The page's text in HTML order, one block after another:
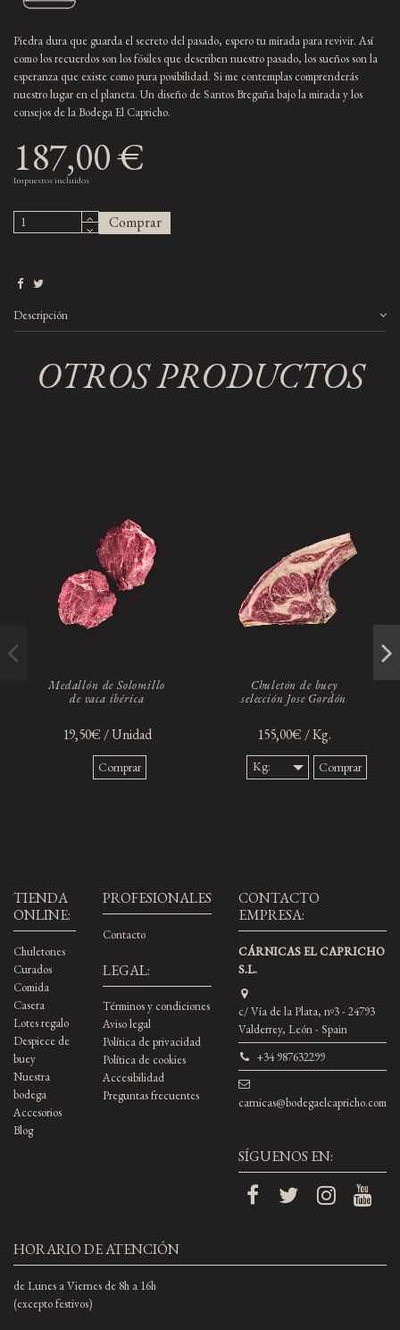
Piedra dura que guarda el secreto del pasado, espero tu mirada para revivir. Así
como los recuerdos son los fósiles que describen nuestro pasado, los sueños son la
esperanza que existe como pura posibilidad. Si me contemplas comprenderás
nuestro lugar en el planeta. Un diseño de Santos Bregaña bajo la mirada y los
consejos de la Bodega El Capricho.
187,00 €
Impuestos incluidos
Comprar
Descripción
OTROS PRODUCTOS
Medallón de Solomillo
de vaca ibérica
19,50€ / Unidad
Comprar
Chuletón de buey
selección Jose Gordón
155,00€ / Kg.
Kg:
1,3
Comprar
TIENDA
ONLINE:
Chuletones
Curados
Comida
Casera
Lotes regalo
Despiece de
buey
Nuestra
bodega
Accesorios
Blog
PROFESIONALES
Contacto
LEGAL:
Términos y condiciones
Aviso legal
Política de privacidad
Política de cookies
Accesibilidad
Preguntas frecuentes
CONTACTO
EMPRESA:
CÁRNICAS EL CAPRICHO
S.L.
c/ Vía de la Plata, nº3 - 24793
Valderrey, León - Spain
+34 987632299
carnicas@bodegaelcapricho.com
SÍGUENOS EN:
HORARIO DE ATENCIÓN
de Lunes a Viernes de 8h a 16h
(excepto festivos)